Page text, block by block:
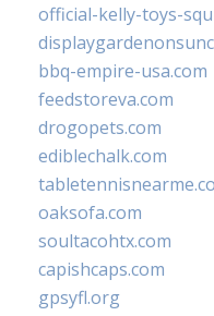
official-kelly-toys-
bbq-empire-usa.com
feedstoreva.com
drogopets.com
ediblechalk.com
oaksofa.com
soultacohtx.com
capishcaps.com
gpsyfl.org